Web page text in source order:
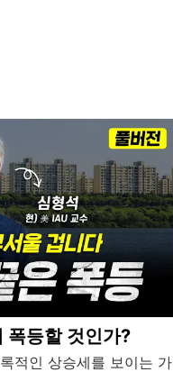
폭등할 것인가?
적인 상승세를 보이는 가